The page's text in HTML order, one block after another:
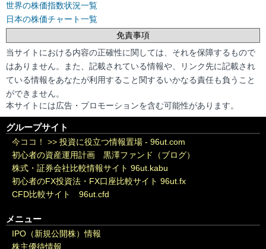
世界の株価指数状況一覧
日本の株価チャート一覧
免責事項
当サイトにおける内容の正確性に関しては、それを保障するもので
はありません。また、記載されている情報や、リンク先に記載され
ている情報をあなたが利用すること関するいかなる責任も負うこと
ができません。
本サイトには広告・プロモーションを含む可能性があります。
グループサイト
今ココ！ >> 投資に役立つ情報置場 - 96ut.com
初心者の資産運用計画 黒澤ファンド（ブログ）
株式・証券会社比較情報サイト 96ut.kabu
初心者のFX投資法・FX口座比較サイト 96ut.fx
CFD比較サイト 96ut.cfd
メニュー
IPO（新規公開株）情報
株主優待情報